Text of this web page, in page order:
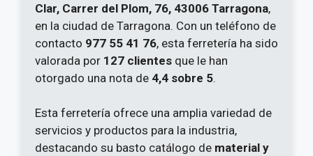
Clar, Carrer del Plom, 76, 43006 Tarragona,
en la ciudad de Tarragona. Con un teléfono de
contacto 977 55 41 76, esta ferretería ha sido
valorada por 127 clientes que le han
otorgado una nota de 4,4 sobre 5.
Esta ferretería ofrece una amplia variedad de
servicios y productos para la industria,
destacando su basto catálogo de material y